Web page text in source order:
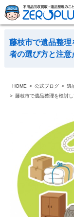
藤枝市で遺品整
者の選び方と注意
HOME 公式ブログ
遺
藤枝市で遺品整理を検討